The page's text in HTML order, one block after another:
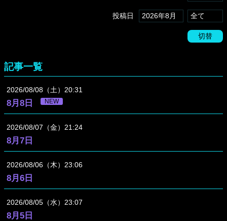
投稿日
切替
記事一覧
2026 08 08 （土） 20:31
8月8日 NEW
2026 08 07 （金） 21:24
8月7日
2026 08 06 （木） 23:06
8月6日
2026 08 05 （水） 23:07
8月5日